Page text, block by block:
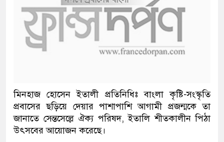
মিনহাজ হোসেন ইতালী প্রতিনিধিঃ বাংলা কৃষ্টি-সংস্কৃতি
প্রবাসের ছড়িয়ে দেয়ার পাশাপাশি আগামী প্রজন্মকে তা
জানাতে সেন্তসেল্লে ঐক্য পরিষদ, ইতালি শীতকালীন পিঠা
উৎসবের আয়োজন করেছে।